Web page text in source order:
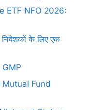
ETF NFO 2026:
के लिए एक
GMP
Mutual Fund